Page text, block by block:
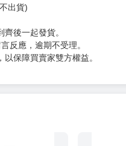
出貨)
後一起發貨。
反應，逾期不受理。
保障買賣家雙方權益。